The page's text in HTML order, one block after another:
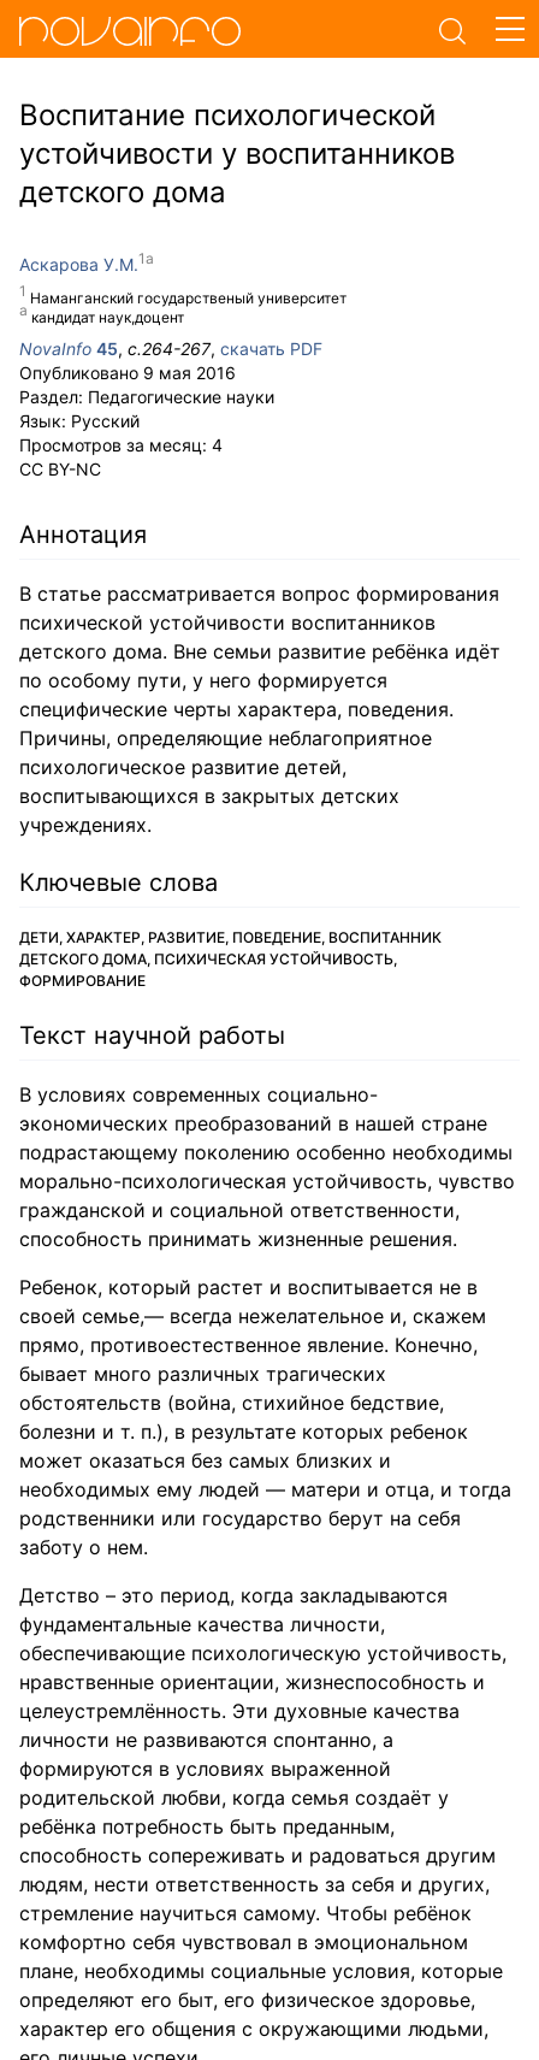
Воспитание психологической
устойчивости у воспитанников
детского дома
Аскарова У.М.
Наманганский государственый университет
кандидат наук,доцент
NovaInfo 45, с.264-267, скачать PDF
Опубликовано 9 мая 2016
Раздел: Педагогические науки
Язык: Русский
Просмотров за месяц: 4
CC BY-NC
Аннотация
В статье рассматривается вопрос формирования
психической устойчивости воспитанников
детского дома. Вне семьи развитие ребёнка идёт
по особому пути, у него формируется
специфические черты характера, поведения.
Причины, определяющие неблагоприятное
психологическое развитие детей,
воспитывающихся в закрытых детских
учреждениях.
Ключевые слова
ДЕТИ, ХАРАКТЕР, РАЗВИТИЕ, ПОВЕДЕНИЕ, ВОСПИТАННИК
ДЕТСКОГО ДОМА, ПСИХИЧЕСКАЯ УСТОЙЧИВОСТЬ,
ФОРМИРОВАНИЕ
Текст научной работы
В условиях современных социально-
экономических преобразований в нашей стране
подрастающему поколению особенно необходимы
морально-психологическая устойчивость, чувство
гражданской и социальной ответственности,
способность принимать жизненные решения.
Ребенок, который растет и воспитывается не в
своей семье,— всегда нежелательное и, скажем
прямо, противоестественное явление. Конечно,
бывает много различных трагических
обстоятельств (война, стихийное бедствие,
болезни и т. п.), в результате которых ребенок
может оказаться без самых близких и
необходимых ему людей — матери и отца, и тогда
родственники или государство берут на себя
заботу о нем.
Детство – это период, когда закладываются
фундаментальные качества личности,
обеспечивающие психологическую устойчивость,
нравственные ориентации, жизнеспособность и
целеустремлённость. Эти духовные качества
личности не развиваются спонтанно, а
формируются в условиях выраженной
родительской любви, когда семья создаёт у
ребёнка потребность быть преданным,
способность сопереживать и радоваться другим
людям, нести ответственность за себя и других,
стремление научиться самому. Чтобы ребёнок
комфортно себя чувствовал в эмоциональном
плане, необходимы социальные условия, которые
определяют его быт, его физическое здоровье,
характер его общения с окружающими людьми,